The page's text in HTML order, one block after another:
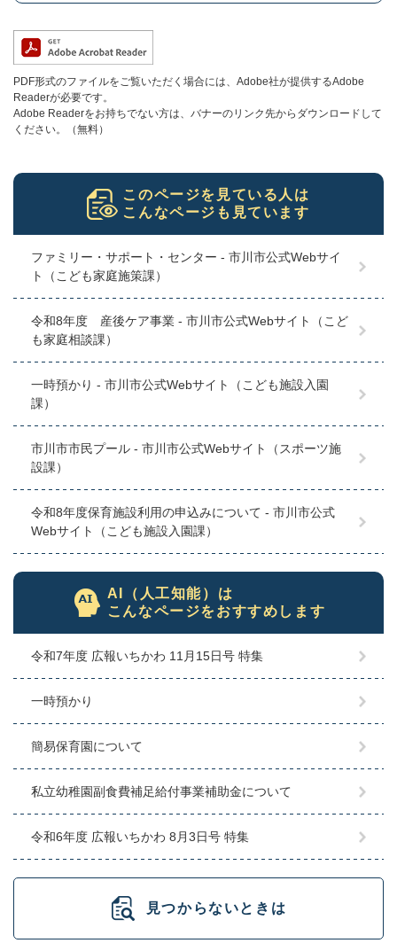
PDF形式のファイルをご覧いただく場合には、Adobe社が提供するAdobe
Readerが必要です。
Adobe Readerをお持ちでない方は、バナーのリンク先からダウンロードして
ください。（無料）
このページを見ている人は
こんなページも見ています
ファミリー・サポート・センター - 市川市公式Webサイ
ト（こども家庭施策課）
令和8年度 産後ケア事業 - 市川市公式Webサイト（こど
も家庭相談課）
一時預かり - 市川市公式Webサイト（こども施設入園
課）
市川市市民プール - 市川市公式Webサイト（スポーツ施
設課）
令和8年度保育施設利用の申込みについて - 市川市公式
Webサイト（こども施設入園課）
AI（人工知能）は
こんなページをおすすめします
令和7年度 広報いちかわ 11月15日号 特集
一時預かり
簡易保育園について
私立幼稚園副食費補足給付事業補助金について
令和6年度 広報いちかわ 8月3日号 特集
見つからないときは